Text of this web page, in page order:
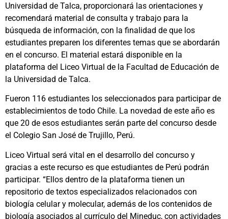
Universidad de Talca, proporcionará las orientaciones y
recomendará material de consulta y trabajo para la
búsqueda de información, con la finalidad de que los
estudiantes preparen los diferentes temas que se abordarán
en el concurso. El material estará disponible en la
plataforma del Liceo Virtual de la Facultad de Educación de
la Universidad de Talca.
Fueron 116 estudiantes los seleccionados para participar de
establecimientos de todo Chile. La novedad de este año es
que 20 de esos estudiantes serán parte del concurso desde
el Colegio San José de Trujillo, Perú.
Liceo Virtual será vital en el desarrollo del concurso y
gracias a este recurso es que estudiantes de Perú podrán
participar. “Ellos dentro de la plataforma tienen un
repositorio de textos especializados relacionados con
biología celular y molecular, además de los contenidos de
biología asociados al currículo del Mineduc, con actividades